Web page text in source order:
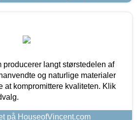
producerer langt størstedelen af
og naturlige materialer
at kompromittere kvaliteten. Klik
på HouseofVincent.com